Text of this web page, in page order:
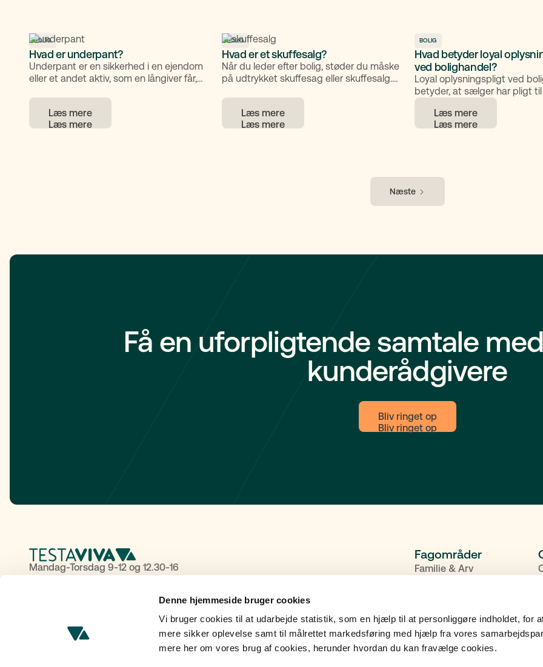
Denne hjemmeside bruger cookies
Vi bruger cookies til at udarbejde statistik, som en hjælp til at personliggøre indholdet, for
mere sikker oplevelse samt til målrettet markedsføring med hjælp fra vores
mere her om vores brug af cookies, herunder hvordan du kan fravælge cookies.
BOLIG
Hvad er underpant?
Underpant er en sikkerhed i en ejendom
eller et andet aktiv, som en långiver får,
långiveren har pant i aktivet uden selv at
få det overdraget, og at pantet kan
bruges som sikkerhed for, at lånet bliver
Læs mere
BOLIG
Hvad er et skuffesalg?
Når du leder efter bolig, støder du måske
på udtrykket skuffesag eller skuffesalg.
bolighandel, hvor ejendommen ikke
bliver annonceret offentligt. I stedet
formidler ejendomsmægleren boligen
Læs mere
BOLIG
Hvad betyder loyal
ved bolighandel?
Loyal oplysningspligt ved
betyder, at sælger har pligt
korrekte, relevante og
oplysninger om boligen til
køber skal du derfor kunne
Læs mere
Næste
Få en uforpligtende samtale
kunderådgivere
Bliv ringet op
Mandag-Torsdag 9-12 og 12.30-16
Havneholmen 6,
2450 København SV
Fagområder
Familie & Arv
Dødsbobehandling